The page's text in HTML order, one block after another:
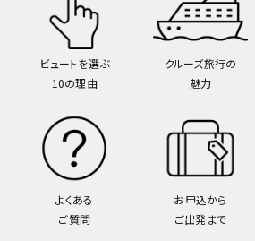
ビュートを選ぶ
10の理由
クルーズ旅行の
魅力
よくある
ご質問
お申込から
ご出発まで